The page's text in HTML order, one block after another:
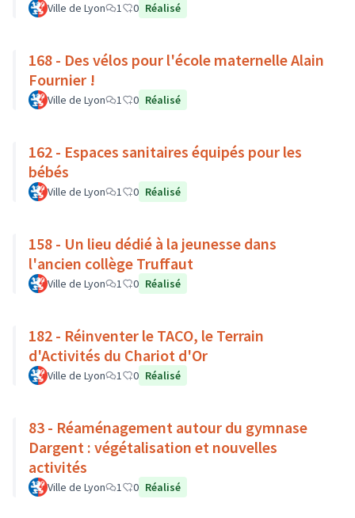
Ville de Lyon 1 0 Réalisé
168 - Des vélos pour l'école maternelle Alain
Fournier !
Ville de Lyon 1 0 Réalisé
162 - Espaces sanitaires équipés pour les
bébés
Ville de Lyon 1 0 Réalisé
158 - Un lieu dédié à la jeunesse dans
l'ancien collège Truffaut
Ville de Lyon 1 0 Réalisé
182 - Réinventer le TACO, le Terrain
d'Activités du Chariot d'Or
Ville de Lyon 1 0 Réalisé
83 - Réaménagement autour du gymnase
Dargent : végétalisation et nouvelles
activités
Ville de Lyon 1 0 Réalisé